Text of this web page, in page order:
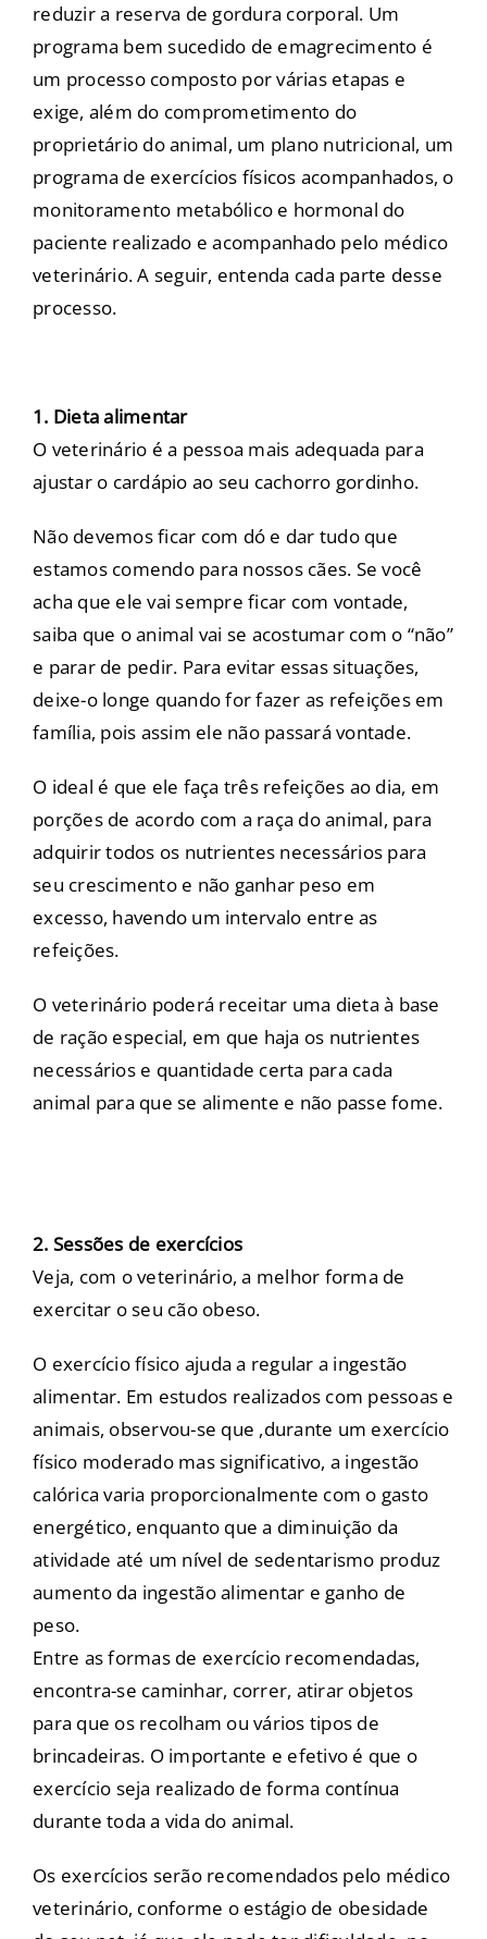
reduzir a reserva de gordura corporal. Um
programa bem sucedido de emagrecimento é
um processo composto por várias etapas e
exige, além do comprometimento do
proprietário do animal, um plano nutricional, um
programa de exercícios físicos acompanhados, o
monitoramento metabólico e hormonal do
paciente realizado e acompanhado pelo médico
veterinário. A seguir, entenda cada parte desse
processo.
1. Dieta alimentar
O veterinário é a pessoa mais adequada para
ajustar o cardápio ao seu cachorro gordinho.
Não devemos ficar com dó e dar tudo que
estamos comendo para nossos cães. Se você
acha que ele vai sempre ficar com vontade,
saiba que o animal vai se acostumar com o “não”
e parar de pedir. Para evitar essas situações,
deixe-o longe quando for fazer as refeições em
família, pois assim ele não passará vontade.
O ideal é que ele faça três refeições ao dia, em
porções de acordo com a raça do animal, para
adquirir todos os nutrientes necessários para
seu crescimento e não ganhar peso em
excesso, havendo um intervalo entre as
refeições.
O veterinário poderá receitar uma dieta à base
de ração especial, em que haja os nutrientes
necessários e quantidade certa para cada
animal para que se alimente e não passe fome.
2. Sessões de exercícios
Veja, com o veterinário, a melhor forma de
exercitar o seu cão obeso.
O exercício físico ajuda a regular a ingestão
alimentar. Em estudos realizados com pessoas e
animais, observou-se que ,durante um exercício
físico moderado mas significativo, a ingestão
calórica varia proporcionalmente com o gasto
energético, enquanto que a diminuição da
atividade até um nível de sedentarismo produz
aumento da ingestão alimentar e ganho de
peso.
Entre as formas de exercício recomendadas,
encontra-se caminhar, correr, atirar objetos
para que os recolham ou vários tipos de
brincadeiras. O importante e efetivo é que o
exercício seja realizado de forma contínua
durante toda a vida do animal.
Os exercícios serão recomendados pelo médico
veterinário, conforme o estágio de obesidade